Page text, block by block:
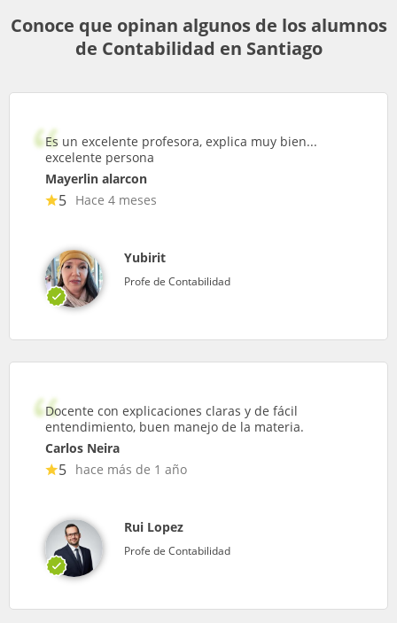
Conoce que opinan algunos de los alumnos
de Contabilidad en Santiago
Es un excelente profesora, explica muy bien...
excelente persona
Mayerlin alarcon
5 Hace 4 meses
Yubirit
Profe de Contabilidad
Docente con explicaciones claras y de fácil
entendimiento, buen manejo de la materia.
Carlos Neira
5 hace más de 1 año
Rui Lopez
Profe de Contabilidad